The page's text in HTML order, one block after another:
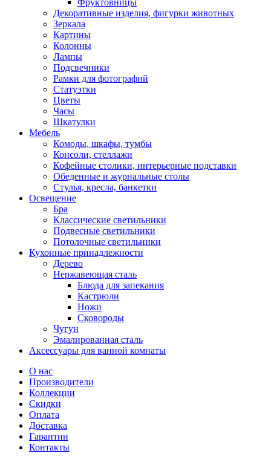
Фруктовницы
Декоративные изделия, фигурки животных
Зеркала
Картины
Колонны
Лампы
Подсвечники
Рамки для фотографий
Статуэтки
Цветы
Часы
Шкатулки
Мебель
Комоды, шкафы, тумбы
Консоли, стеллажи
Кофейные столики, интерьерные подставки
Обеденные и журнальные столы
Стулья, кресла, банкетки
Освещение
Бра
Классические светильники
Подвесные светильники
Потолочные светильники
Кухонные принадлежности
Дерево
Нержавеющая сталь
Блюда для запекания
Кастрюли
Ножи
Сковороды
Чугун
Эмалированная сталь
Аксессуары для ванной комнаты
О нас
Производители
Коллекции
Скидки
Оплата
Доставка
Гарантии
Контакты